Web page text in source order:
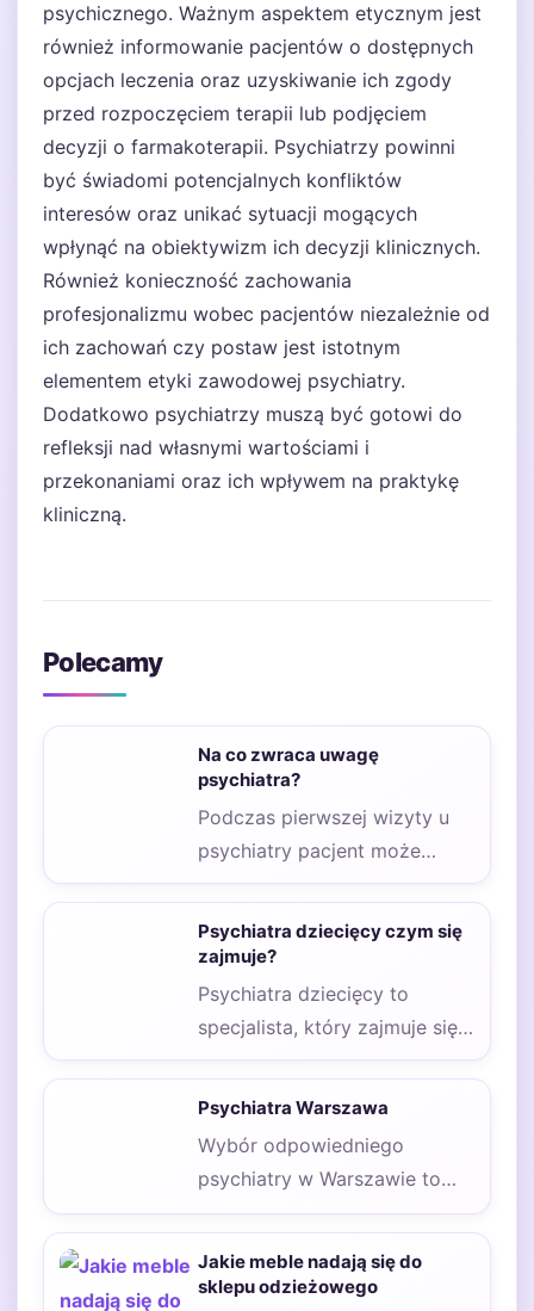
psychicznego. Ważnym aspektem etycznym jest
również informowanie pacjentów o dostępnych
opcjach leczenia oraz uzyskiwanie ich zgody
przed rozpoczęciem terapii lub podjęciem
decyzji o farmakoterapii. Psychiatrzy powinni
być świadomi potencjalnych konfliktów
interesów oraz unikać sytuacji mogących
wpłynąć na obiektywizm ich decyzji klinicznych.
Również konieczność zachowania
profesjonalizmu wobec pacjentów niezależnie od
ich zachowań czy postaw jest istotnym
elementem etyki zawodowej psychiatry.
Dodatkowo psychiatrzy muszą być gotowi do
refleksji nad własnymi wartościami i
przekonaniami oraz ich wpływem na praktykę
kliniczną.
Polecamy
Na co zwraca uwagę
psychiatra?
Podczas pierwszej wizyty u
psychiatry pacjent może
odczuwać różnorodne
emocje, takie jak niepokój,
strach czy…
Psychiatra dziecięcy czym się
zajmuje?
Psychiatra dziecięcy to
specjalista, który zajmuje się
diagnozowaniem oraz
leczeniem zaburzeń
Psychiatra Warszawa
Wybór odpowiedniego
psychiatry w Warszawie to
kluczowy krok w kierunku
psychicznego. W stolicy…
Jakie meble nadają się do
sklepu odzieżowego